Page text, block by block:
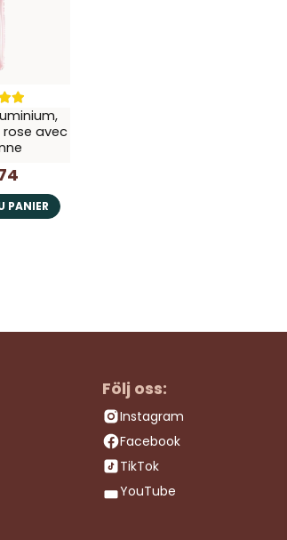
rose avec
PANIER
Följ oss:
Instagram
Facebook
TikTok
YouTube